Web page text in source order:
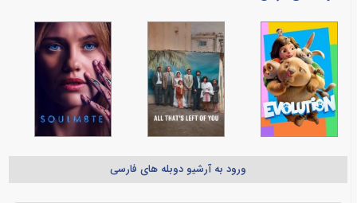
ورود به آرشیو دوبله های فارسی